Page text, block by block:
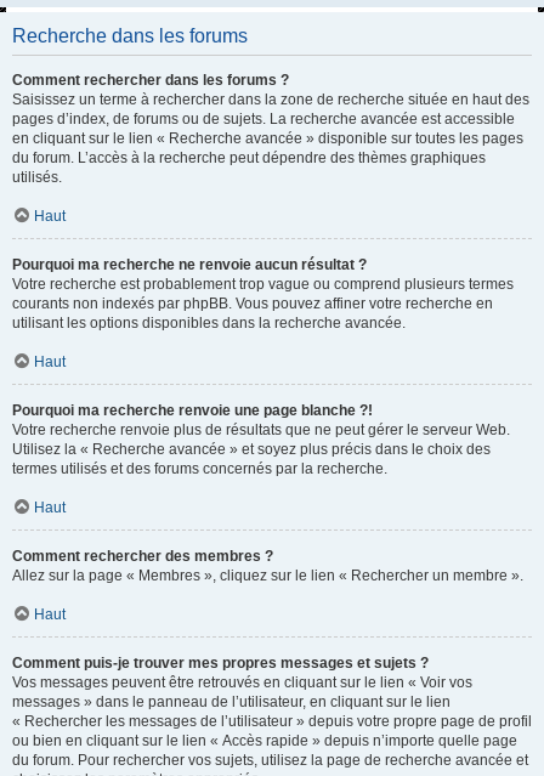
Recherche dans les forums
Comment rechercher dans les forums ?
Saisissez un terme à rechercher dans la zone de recherche située en haut des
pages d’index, de forums ou de sujets. La recherche avancée est accessible
en cliquant sur le lien « Recherche avancée » disponible sur toutes les pages
du forum. L’accès à la recherche peut dépendre des thèmes graphiques
utilisés.
Haut
Pourquoi ma recherche ne renvoie aucun résultat ?
Votre recherche est probablement trop vague ou comprend plusieurs termes
courants non indexés par phpBB. Vous pouvez affiner votre recherche en
utilisant les options disponibles dans la recherche avancée.
Haut
Pourquoi ma recherche renvoie une page blanche ?!
Votre recherche renvoie plus de résultats que ne peut gérer le serveur Web.
Utilisez la « Recherche avancée » et soyez plus précis dans le choix des
termes utilisés et des forums concernés par la recherche.
Haut
Comment rechercher des membres ?
Allez sur la page « Membres », cliquez sur le lien « Rechercher un membre ».
Haut
Comment puis-je trouver mes propres messages et sujets ?
Vos messages peuvent être retrouvés en cliquant sur le lien « Voir vos
messages » dans le panneau de l’utilisateur, en cliquant sur le lien
« Rechercher les messages de l’utilisateur » depuis votre propre page de profil
ou bien en cliquant sur le lien « Accès rapide » depuis n’importe quelle page
du forum. Pour rechercher vos sujets, utilisez la page de recherche avancée et